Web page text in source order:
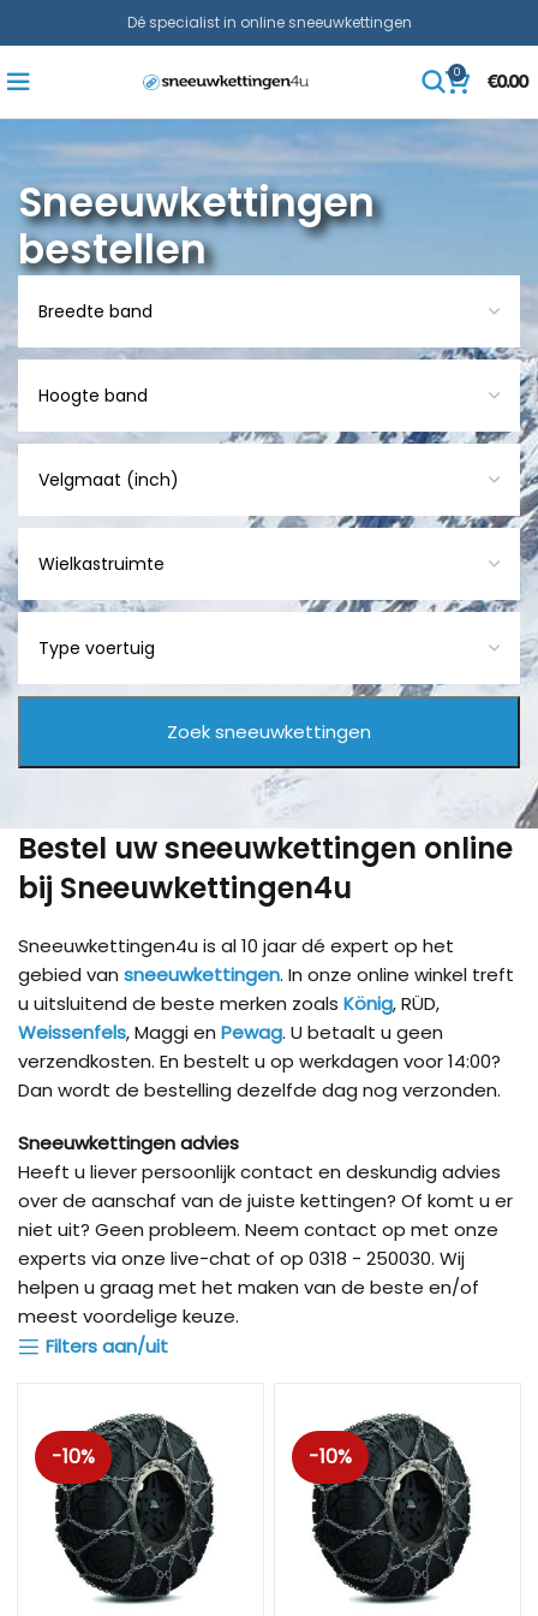
Dé specialist in online sneeuwkettingen
0
€0.00
Sneeuwkettingen
bestellen
Bestel uw sneeuwkettingen online
bij Sneeuwkettingen4u
Sneeuwkettingen4u is al 10 jaar dé expert op het
gebied van sneeuwkettingen. In onze online winkel treft
u uitsluitend de beste merken zoals König, RÜD,
Weissenfels, Maggi en Pewag. U betaalt u geen
verzendkosten. En bestelt u op werkdagen voor 14:00?
Dan wordt de bestelling dezelfde dag nog verzonden.
Sneeuwkettingen advies
Heeft u liever persoonlijk contact en deskundig advies
over de aanschaf van de juiste kettingen? Of komt u er
niet uit? Geen probleem. Neem contact op met onze
experts via onze live-chat of op 0318 - 250030. Wij
helpen u graag met het maken van de beste en/of
meest voordelige keuze.
Filters aan/uit
-10% -10%